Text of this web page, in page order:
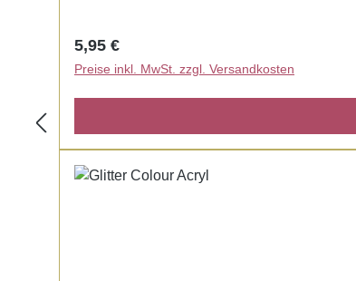
Regulärer Preis:
5,95 €
Preise inkl. MwSt. zzgl. Versandkosten